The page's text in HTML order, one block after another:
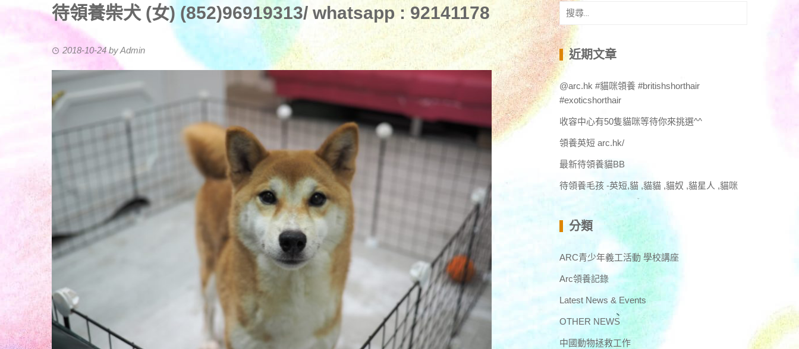
待領養柴犬 (女) (852)96919313/ whatsapp : 92141178
2018-10-24byAdmin
搜
尋
關
鍵
字:
近期文章
@arc.hk #貓咪領養 #britishshorthair
#exoticshorthair
收容中心有50隻貓咪等待你來挑選^^
領養英短 arc.hk/
最新待領養貓BB
待領養毛孩 -英短,貓 ,貓貓 ,貓奴 ,貓星人 ,貓咪
分類
ARC青少年義工活動 學校講座
Arc領養記錄
Latest News & Events
OTHER NEWS
中國動物拯救工作